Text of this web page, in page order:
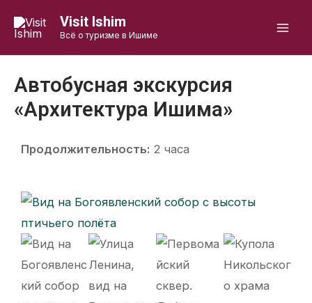
содержимому
Visit Ishim
Всё о туризме в Ишиме
Автобусная экскурсия
«Архитектура Ишима»
Продолжительность: 2 часа